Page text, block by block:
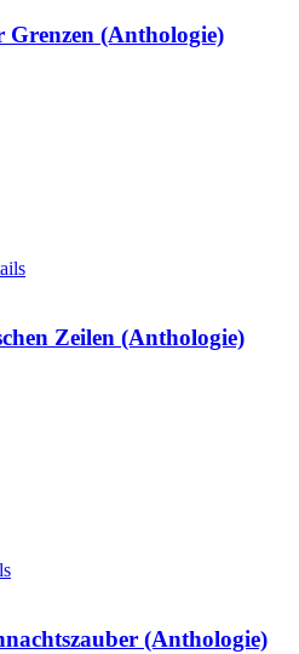
Grenzen (Anthologie)
Zeilen (Anthologie)
(Anthologie)